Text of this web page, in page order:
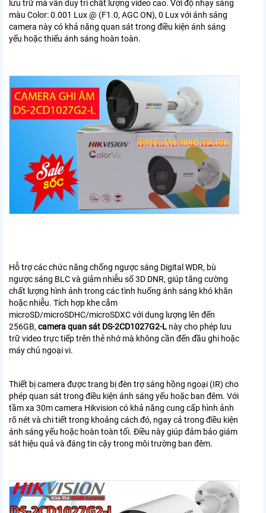
lưu trữ mà vẫn duy trì chất lượng video cao. Với độ nhạy sáng
màu Color: 0.001 Lux @ (F1.0, AGC ON), 0 Lux với ánh sáng
camera này có khả năng quan sát trong điều kiện ánh sáng
yếu hoặc thiếu ánh sáng hoàn toàn.
Hỗ trợ các chức năng chống ngược sáng Digital WDR, bù
ngược sáng BLC và giảm nhiễu số 3D DNR, giúp tăng cường
chất lượng hình ảnh trong các tình huống ánh sáng khó khăn
hoặc nhiễu. Tích hợp khe cắm
microSD/microSDHC/microSDXC với dung lượng lên đến
256GB, camera quan sát DS-2CD1027G2-L này cho phép lưu
trữ video trực tiếp trên thẻ nhớ mà không cần đến đầu ghi hoặc
máy chủ ngoại vi.
Thiết bị camera được trang bị đèn trợ sáng hồng ngoại (IR) cho
phép quan sát trong điều kiện ánh sáng yếu hoặc ban đêm. Với
tầm xa 30m camera Hikvision có khả năng cung cấp hình ảnh
rõ nét và chi tiết trong khoảng cách đó, ngay cả trong điều kiện
ánh sáng yếu hoặc hoàn toàn tối. Điều này giúp đảm bảo giám
sát hiệu quả và đáng tin cậy trong môi trường ban đêm.